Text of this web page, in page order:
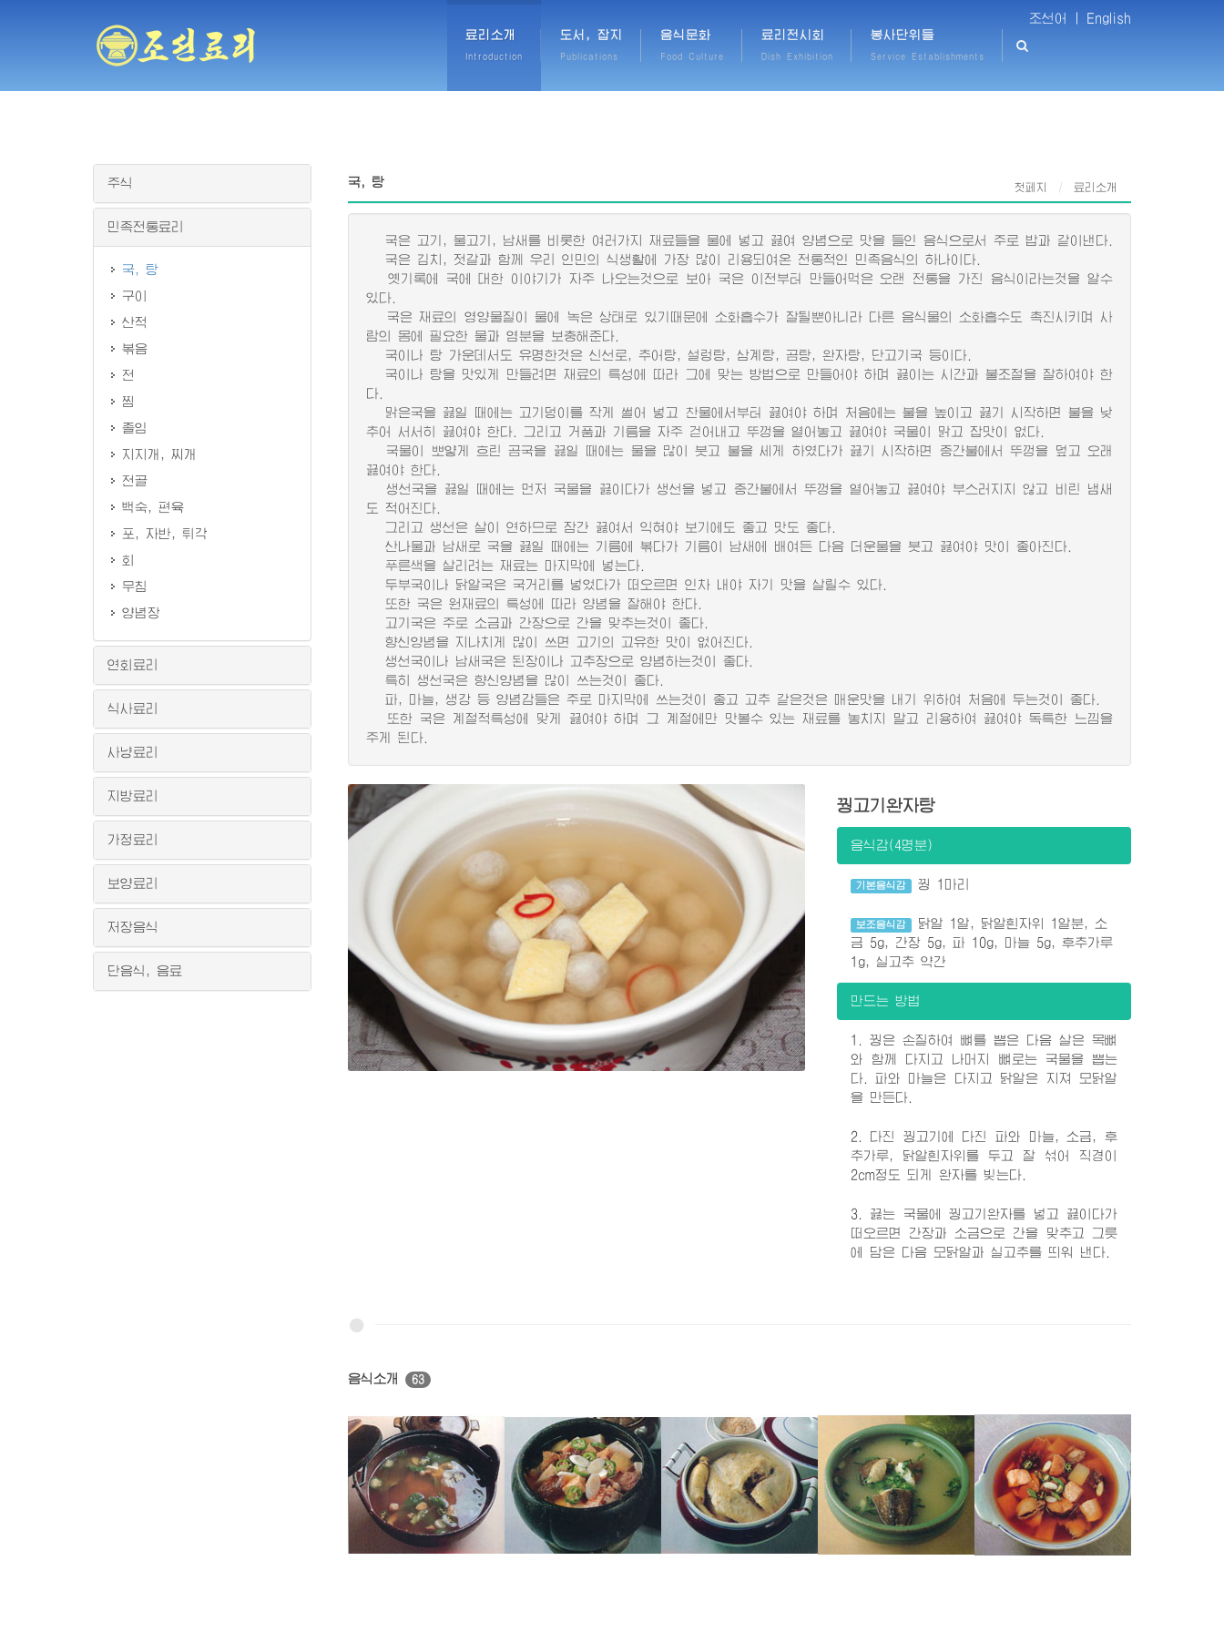
조선어 | English
료리소개
Introduction
도서, 잡지
Publications
음식문화
Food Culture
료리전시회
Dish Exhibition
봉사단위들
Service Establishments
국, 탕 첫페지 료리소개
국은 고기, 물고기, 남새를 비롯한 여러가지 재료들을 물에 넣고 끓여 양념으로 맛을 들인 음식으로서 주로 밥과 같이낸다.
국은 김치, 젓갈과 함께 우리 인민의 식생활에 가장 많이 리용되여온 전통적인 민족음식의 하나이다.
옛기록에 국에 대한 이야기가 자주 나오는것으로 보아 국은 이전부터 만들어먹은 오랜 전통을 가진 음식이라는것을 알수
있다.
국은 재료의 영양물질이 물에 녹은 상태로 있기때문에 소화흡수가 잘될뿐아니라 다른 음식물의 소화흡수도 촉진시키며 사
람의 몸에 필요한 물과 염분을 보충해준다.
국이나 탕 가운데서도 유명한것은 신선로, 추어탕, 설렁탕, 삼계탕, 곰탕, 완자탕, 단고기국 등이다.
국이나 탕을 맛있게 만들려면 재료의 특성에 따라 그에 맞는 방법으로 만들어야 하며 끓이는 시간과 불조절을 잘하여야 한
다.
맑은국을 끓일 때에는 고기덩이를 작게 썰어 넣고 찬물에서부터 끓여야 하며 처음에는 불을 높이고 끓기 시작하면 불을 낮
추어 서서히 끓여야 한다. 그리고 거품과 기름을 자주 걷어내고 뚜껑을 열어놓고 끓여야 국물이 맑고 잡맛이 없다.
국물이 뽀얗게 흐린 곰국을 끓일 때에는 물을 많이 붓고 불을 세게 하였다가 끓기 시작하면 중간불에서 뚜껑을 덮고 오래
끓여야 한다.
생선국을 끓일 때에는 먼저 국물을 끓이다가 생선을 넣고 중간불에서 뚜껑을 열어놓고 끓여야 부스러지지 않고 비린 냄새
도 적어진다.
그리고 생선은 살이 연하므로 잠간 끓여서 익혀야 보기에도 좋고 맛도 좋다.
산나물과 남새로 국을 끓일 때에는 기름에 볶다가 기름이 남새에 배여든 다음 더운물을 붓고 끓여야 맛이 좋아진다.
푸른색을 살리려는 재료는 마지막에 넣는다.
두부국이나 닭알국은 국거리를 넣었다가 떠오르면 인차 내야 자기 맛을 살릴수 있다.
또한 국은 원재료의 특성에 따라 양념을 잘해야 한다.
고기국은 주로 소금과 간장으로 간을 맞추는것이 좋다.
향신양념을 지나치게 많이 쓰면 고기의 고유한 맛이 없어진다.
생선국이나 남새국은 된장이나 고추장으로 양념하는것이 좋다.
특히 생선국은 향신양념을 많이 쓰는것이 좋다.
파, 마늘, 생강 등 양념감들은 주로 마지막에 쓰는것이 좋고 고추 같은것은 매운맛을 내기 위하여 처음에 두는것이 좋다.
또한 국은 계절적특성에 맞게 끓여야 하며 그 계절에만 맛볼수 있는 재료를 놓치지 말고 리용하여 끓여야 독특한 느낌을
주게 된다.
꿩고기완자탕
음식감(4명분)
기본음식감 꿩 1마리
보조음식감
닭알 1알, 닭알흰자위 1알분, 소
금 5g, 간장 5g, 파 10g, 마늘 5g, 후추가루
1g, 실고추 약간
만드는 방법
1. 꿩은 손질하여 뼈를 뽑은 다음 살은 목뼈
와 함께 다지고 나머지 뼈로는 국물을 뽑는
다. 파와 마늘은 다지고 닭알은 지져 모닭알
을 만든다.
2. 다진 꿩고기에 다진 파와 마늘, 소금, 후
추가루, 닭알흰자위를 두고 잘 섞어 직경이
2cm정도 되게 완자를 빚는다.
3. 끓는 국물에 꿩고기완자를 넣고 끓이다가
떠오르면 간장과 소금으로 간을 맞추고 그릇
에 담은 다음 모닭알과 실고추를 띄워 낸다.
음식소개 63
주식
민족전통료리
국, 탕
구이
산적
볶음
전
찜
졸임
지지개, 찌개
전골
백숙, 편육
포, 자반, 튀각
회
무침
양념장
연회료리
식사료리
사냥료리
지방료리
가정료리
보양료리
저장음식
단음식, 음료